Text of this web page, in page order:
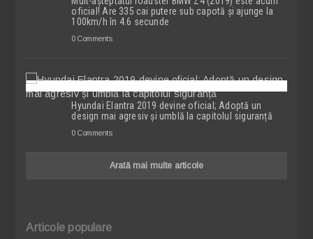
oficial! Are 335 cai putere sub capotă și ajunge la
100km/h în 4.6 secunde
0 Comments
Hyundai Elantra 2019 devine oficial; Adoptă un
design mai agresiv și umblă la capitolul siguranță
0 Comments
Arată mai multe articole
Articole populare